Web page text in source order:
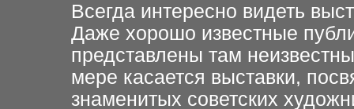
Всегда интересно видеть
Даже хорошо известные
представлены там
мере касается выставки,
знаменитых советских